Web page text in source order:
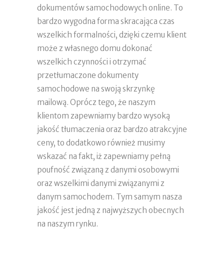
dokumentów samochodowych online. To
bardzo wygodna forma skracająca czas
wszelkich formalności, dzięki czemu klient
może z własnego domu dokonać
wszelkich czynności i otrzymać
przetłumaczone dokumenty
samochodowe na swoją skrzynkę
mailową. Oprócz tego, że naszym
klientom zapewniamy bardzo wysoką
jakość tłumaczenia oraz bardzo atrakcyjne
ceny, to dodatkowo również musimy
wskazać na fakt, iż zapewniamy pełną
poufność związaną z danymi osobowymi
oraz wszelkimi danymi związanymi z
danym samochodem. Tym samym nasza
jakość jest jedną z najwyższych obecnych
na naszym rynku.